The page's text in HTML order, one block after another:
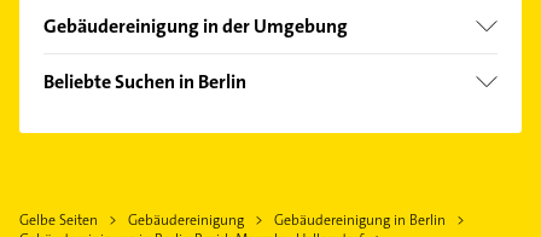
Bezirk Charlottenburg-Wilmersdorf
Bezirk Lichtenberg
Bezirk Reinickendorf
Gebäudereinigung in der Umgebung
Ahrensfelde
Neuenhagen bei Berlin
Beliebte Suchen in Berlin
Fensterbauer
Gelbe Seiten Gebäudereinigung
Gebäudereinigung in Berlin